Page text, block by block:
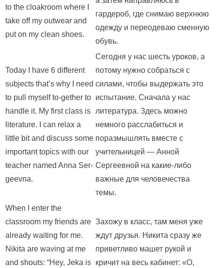
to the cloakroom where I
take off my outwear and
put on my clean shoes.
гардероб, где снимаю верхнюю
одежду и переодеваю сменную
обувь.
Today I have 6 different
subjects that’s why I need
to pull myself to-gether to
handle it. My first class is
literature. I can relax a
little bit and discuss some
important topics with our
teacher named Anna Ser-
geevna.
Сегодня у нас шесть уроков, а
потому нужно собраться с
силами, чтобы выдержать это
испытание. Сначала у нас
литература. Здесь можно
немного расслабиться и
поразмышлять вместе с
учительницей — Анной
Сергеевной на какие-либо
важные для человечества
темы.
When I enter the
classroom my friends are
already waiting for me.
Nikita are waving at me
and shouts: “Hey, Jeka is
Захожу в класс, там меня уже
ждут друзья. Никита сразу же
приветливо машет рукой и
кричит на весь кабинет: «О,